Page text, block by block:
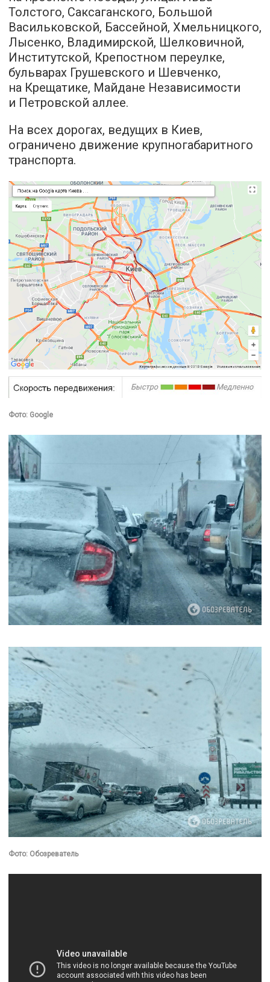
Толстого, Саксаганского, Большой
Васильковской, Бассейной, Хмельницкого,
Лысенко, Владимирской, Шелковичной,
Институтской, Крепостном переулке,
бульварах Грушевского и Шевченко,
на Крещатике, Майдане Независимости
и Петровской аллее.
На всех дорогах, ведущих в Киев,
ограничено движение крупногабаритного
транспорта.
Фото: Google
Фото: Обозреватель